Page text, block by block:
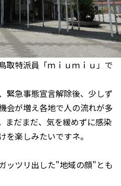
取特派員「ｍｉｕｍｉｕ」で
緊急事態宣言解除後、少しず
会が増え各地で人の流れが多
まだまだ、気を緩めずに感染
を楽しみたいですネ。
ッツリ出した"地域の顔"とも